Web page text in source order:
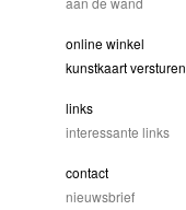
online winkel
kunstkaart versturen
links
interessante links
contact
nieuwsbrief